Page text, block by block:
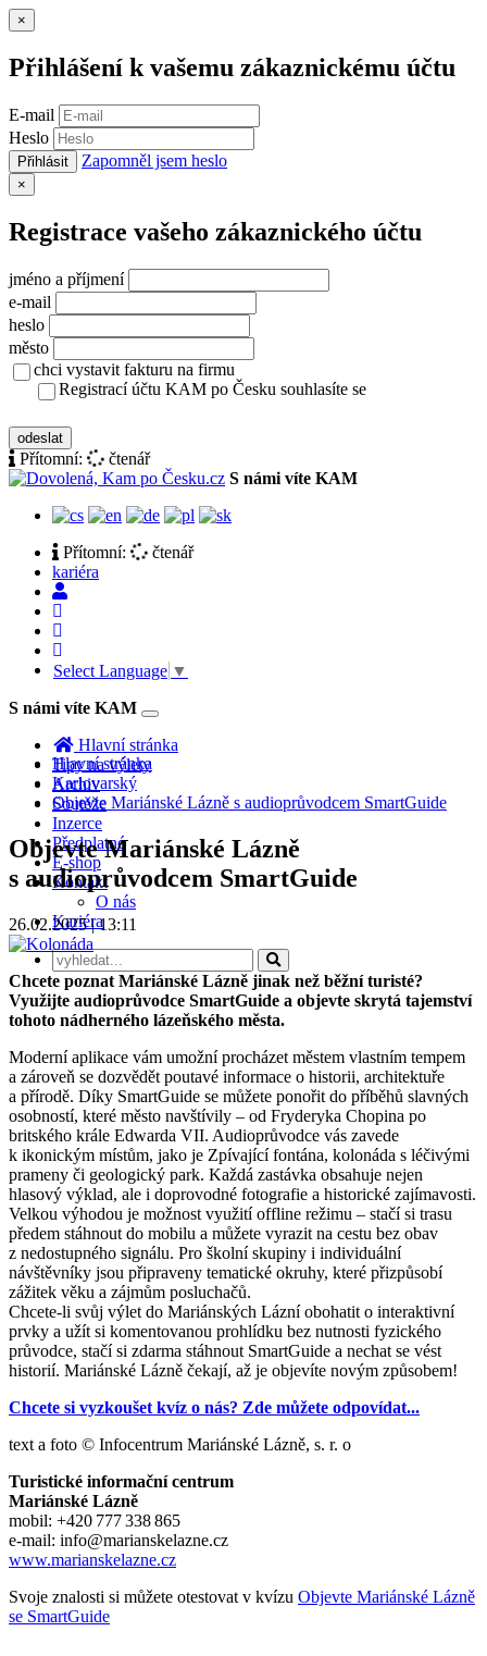
×
Přihlášení k vašemu zákaznickému účtu
E-mail
Heslo
Přihlásit Zapomněl jsem heslo
×
Registrace vašeho zákaznického účtu
jméno a příjmení
e-mail
heslo
město
chci vystavit fakturu na firmu
Registrací účtu KAM po Česku souhlasíte se
odeslat
Přítomní:
čtenář
S námi víte KAM
Přítomní:
čtenář
kariéra
Select Language ▼
S námi víte KAM
Toggle
navigation
Hlavní stránka
Tipy na výlety
Archiv
Soutěže
Inzerce
Předplatné
E-shop
Kontakt
O nás
Kariéra
Hlavní stránka
Karlovarský
Objevte Mariánské Lázně s audioprůvodcem SmartGuide
Objevte Mariánské Lázně
s audioprůvodcem SmartGuide
26.02.2025 | 13:11
Chcete poznat Mariánské Lázně jinak než běžní turisté?
Využijte audioprůvodce SmartGuide a objevte skrytá tajemství
tohoto nádherného lázeňského města.
Moderní aplikace vám umožní procházet městem vlastním tempem
a zároveň se dozvědět poutavé informace o historii, architektuře
a přírodě. Díky SmartGuide se můžete ponořit do příběhů slavných
osobností, které město navštívily – od Fryderyka Chopina po
britského krále Edwarda VII. Audioprůvodce vás zavede
k ikonickým místům, jako je Zpívající fontána, kolonáda s léčivými
prameny či geologický park. Každá zastávka obsahuje nejen
hlasový výklad, ale i doprovodné fotografie a historické zajímavosti.
Velkou výhodou je možnost využití offline režimu – stačí si trasu
předem stáhnout do mobilu a můžete vyrazit na cestu bez obav
z nedostupného signálu. Pro školní skupiny i individuální
návštěvníky jsou připraveny tematické okruhy, které přizpůsobí
zážitek věku a zájmům posluchačů.
Chcete­­­­‑li svůj výlet do Mariánských Lázní obohatit o interaktivní
prvky a užít si komentovanou prohlídku bez nutnosti fyzického
průvodce, stačí si zdarma stáhnout SmartGuide a nechat se vést
historií. Mariánské Lázně čekají, až je objevíte novým způsobem!
Chcete si vyzkoušet kvíz o nás? Zde můžete odpovídat...
text a foto © Infocentrum Mariánské Lázně, s. r. o
Turistické informační centrum
Mariánské Lázně
mobil: +420 777 338 865
e-mail: info@marianskelazne.cz
www.marianskelazne.cz
Svoje znalosti si můžete otestovat v kvízu Objevte Mariánské Lázně
se SmartGuide